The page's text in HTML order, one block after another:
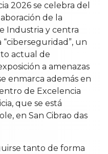
2026 se celebra del
de la
Industria y centra
un
actual de
a amenazas
enmarca además en
de Excelencia
que se está
en San Cibrao das
tanto de forma